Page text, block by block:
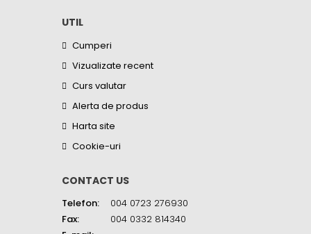
UTIL
Cumperi
Vizualizate recent
Curs valutar
Alerta de produs
Harta site
Cookie-uri
CONTACT US
Telefon:
004 0723 276930
Fax:
004 0332 814340